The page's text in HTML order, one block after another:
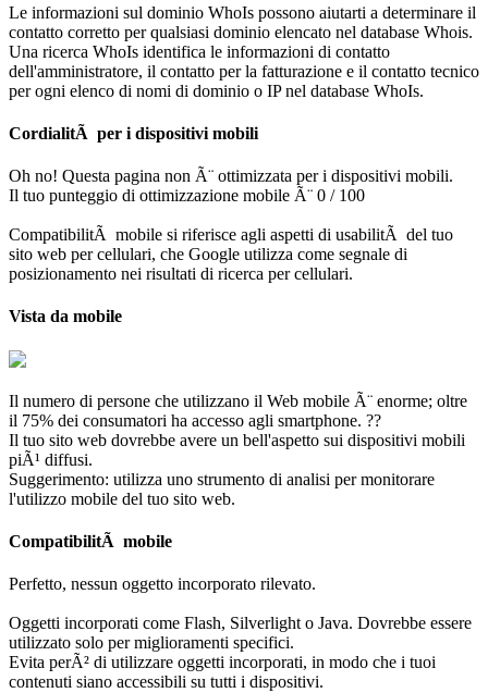
Le informazioni sul dominio WhoIs possono aiutarti a determinare il
contatto corretto per qualsiasi dominio elencato nel database Whois.
Una ricerca WhoIs identifica le informazioni di contatto
dell'amministratore, il contatto per la fatturazione e il contatto tecnico
per ogni elenco di nomi di dominio o IP nel database WhoIs.
CordialitÃ per i dispositivi mobili
Oh no! Questa pagina non Ã¨ ottimizzata per i dispositivi mobili.
Il tuo punteggio di ottimizzazione mobile Ã¨ 0 / 100
CompatibilitÃ mobile si riferisce agli aspetti di usabilitÃ del tuo
sito web per cellulari, che Google utilizza come segnale di
posizionamento nei risultati di ricerca per cellulari.
Vista da mobile
Il numero di persone che utilizzano il Web mobile Ã¨ enorme; oltre
il 75% dei consumatori ha accesso agli smartphone. ??
Il tuo sito web dovrebbe avere un bell'aspetto sui dispositivi mobili
piÃ¹ diffusi.
Suggerimento: utilizza uno strumento di analisi per monitorare
l'utilizzo mobile del tuo sito web.
CompatibilitÃ mobile
Perfetto, nessun oggetto incorporato rilevato.
Oggetti incorporati come Flash, Silverlight o Java. Dovrebbe essere
utilizzato solo per miglioramenti specifici.
Evita perÃ² di utilizzare oggetti incorporati, in modo che i tuoi
contenuti siano accessibili su tutti i dispositivi.